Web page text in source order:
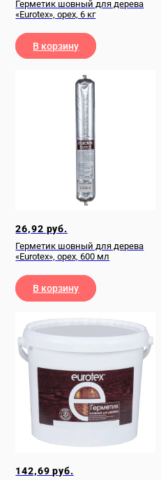
Герметик шовный для дерева
«Eurotex», орех, 6 кг
В корзину
26,92 руб.
Герметик шовный для дерева
«Eurotex», орех, 600 мл
В корзину
142,69руб.